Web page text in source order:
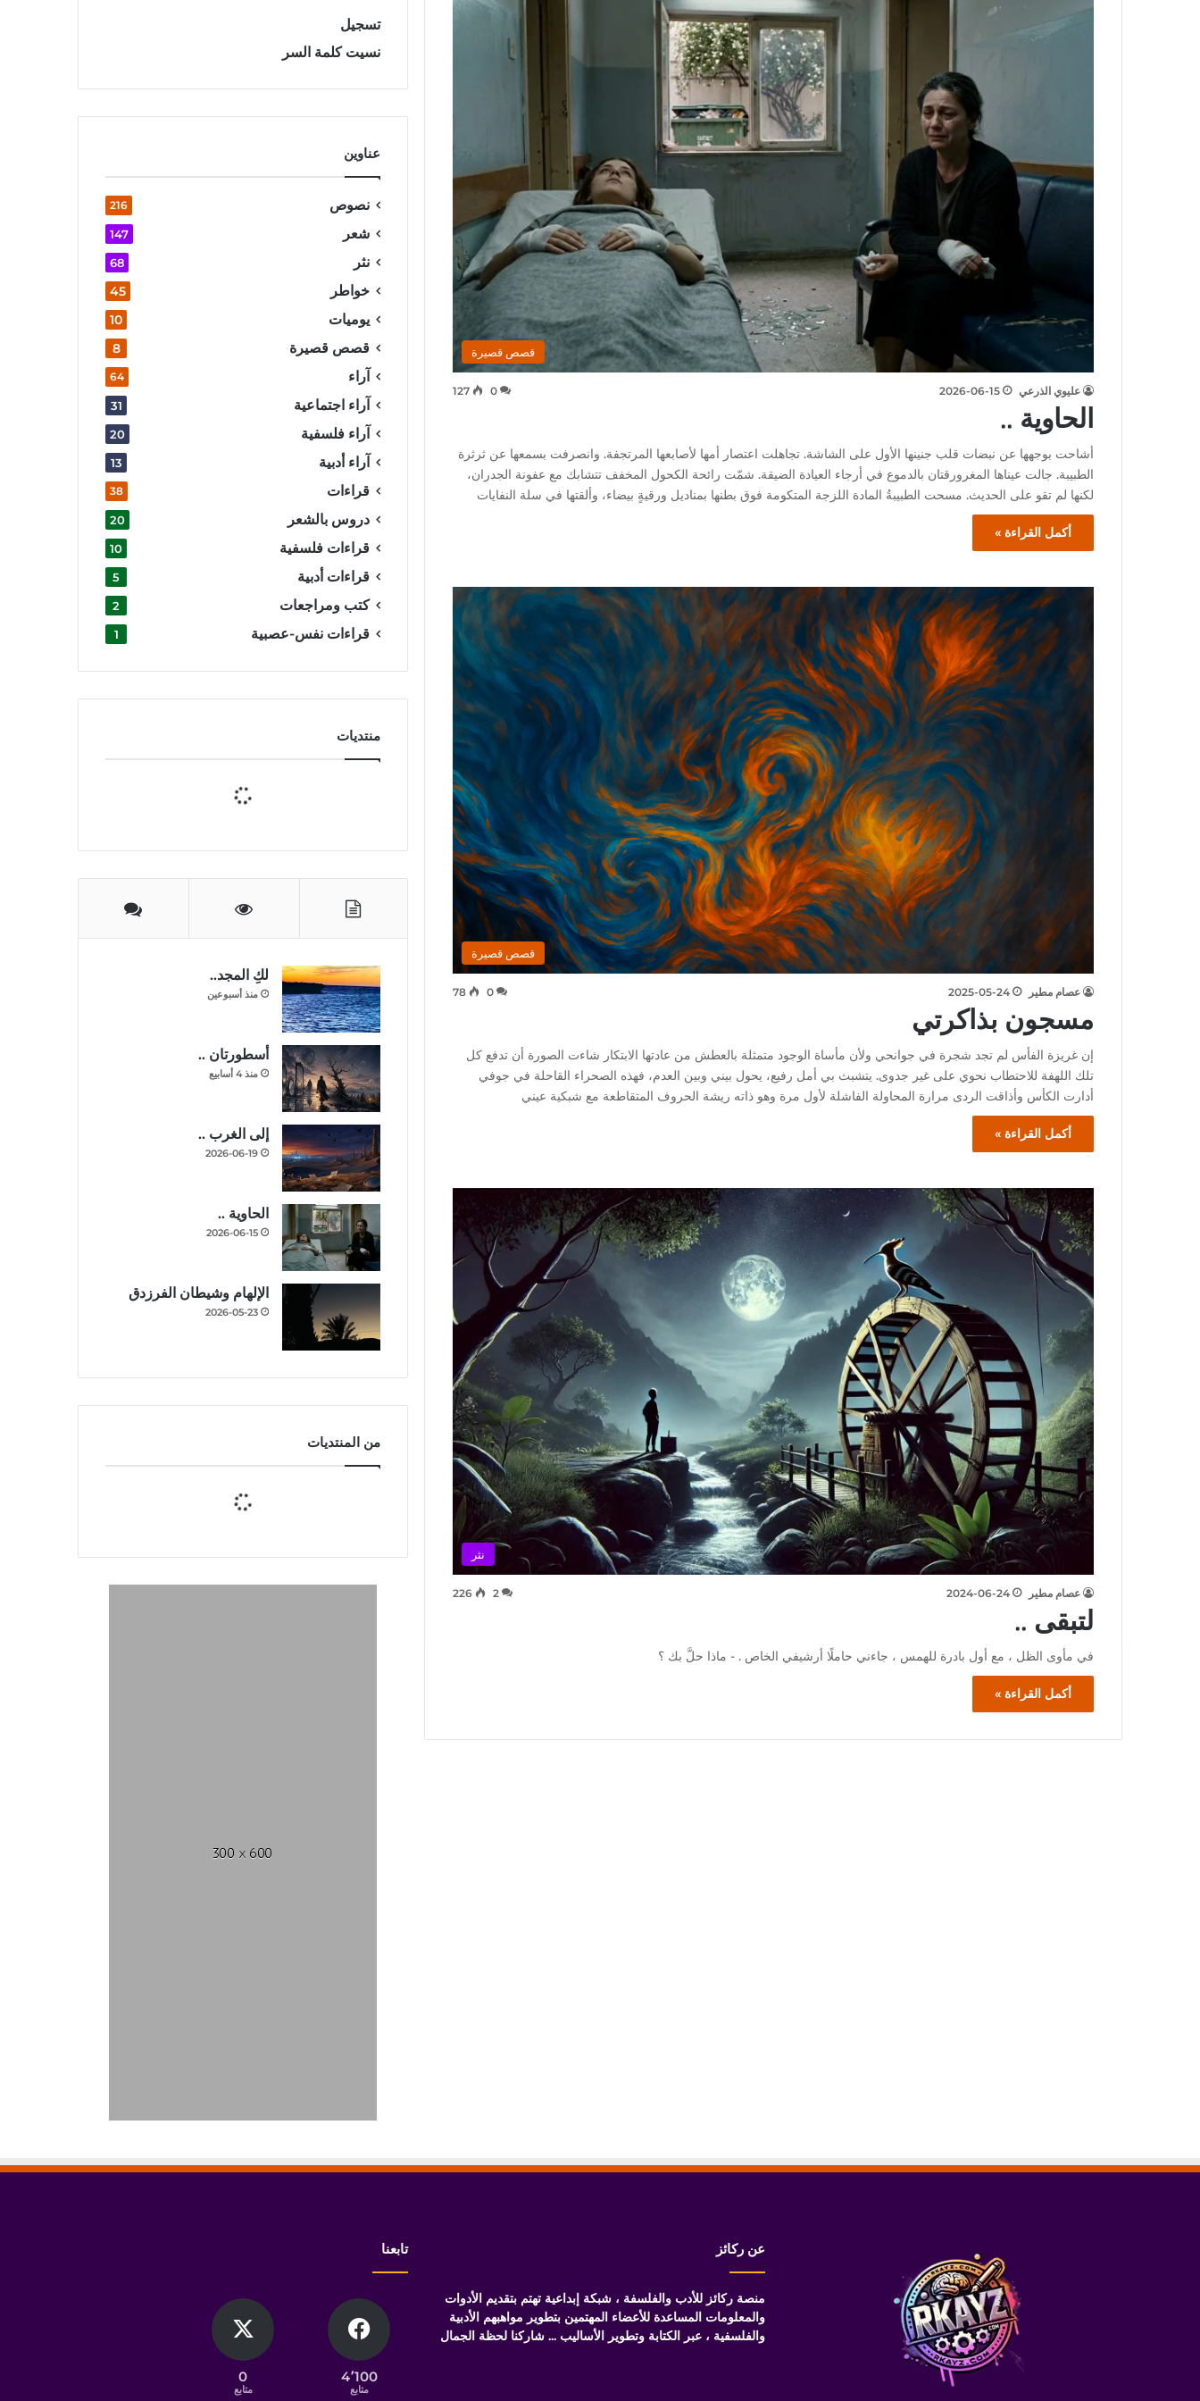
قصص قصيرة
عليوي الذرعي 2026-06-15
0
127
الحاوية ..
أشاحت بوجهها عن نبضات قلب جنينها الأول على الشاشة. تجاهلت اعتصار أمها لأصابعها المرتجفة. وانصرفت بسمعها عن ثرثرة
الطبيبة. جالت عيناها المغرورقتان بالدموع في أرجاء العيادة الضيقة. شمّت رائحة الكحول المخفف تتشابك مع عفونة الجدران،
لكنها لم تقو على الحديث. مسحت الطبيبةُ المادة اللزجة المتكومة فوق بطنها بمناديل ورقيةٍ بيضاء، وألقتها في سلة النفايات
أكمل القراءة »
قصص قصيرة
عصام مطير 2025-05-24
0
78
مسجون بذاكرتي
إن غريزة الفأس لم تجد شجرة في جوانحي ولأن مأساة الوجود متمثلة بالعطش من عادتها الابتكار شاءت الصورة أن تدفع كل
تلك اللهفة للاحتطاب نحوي على غير جدوى. يتشبث بي أمل رفيع، يحول بيني وبين العدم، فهذه الصحراء القاحلة في جوفي
أدارت الكأس وأذاقت الردى مرارة المحاولة الفاشلة لأول مرة وهو ذاته ريشة الحروف المتقاطعة مع شبكية عيني
أكمل القراءة »
نثر
عصام مطير 2024-06-24
2
226
لتبقى ..
في مأوى الظل ، مع أول بادرة للهمس ، جاءني حاملًا أرشيفي الخاص . - ماذا حلَّ بك ؟
أكمل القراءة »
تسجيل
نسيت كلمة السر
عناوين
نصوص 216
شعر 147
نثر 68
خواطر 45
يوميات 10
قصص قصيرة 8
آراء 64
آراء اجتماعية 31
آراء فلسفية 20
آراء أدبية 13
قراءات 38
دروس بالشعر 20
قراءات فلسفية 10
قراءات أدبية 5
كتب ومراجعات 2
قراءات نفس-عصبية 1
منتديات
لكِ المجد..
منذ أسبوعين
أسطورتان ..
منذ 4 أسابيع
إلى الغرب ..
2026-06-19
الحاوية ..
2026-06-15
الإلهام وشيطان الفرزدق
2026-05-23
من المنتديات
عن ركائز
منصة ركائز للأدب والفلسفة ، شبكة إبداعية تهتم بتقديم الأدوات
والمعلومات المساعدة للأعضاء المهتمين بتطوير مواهبهم الأدبية
والفلسفية ، عبر الكتابة وتطوير الأساليب ... شاركنا لحظة الجمال
تابعنا
4٬100
متابع
0
متابع